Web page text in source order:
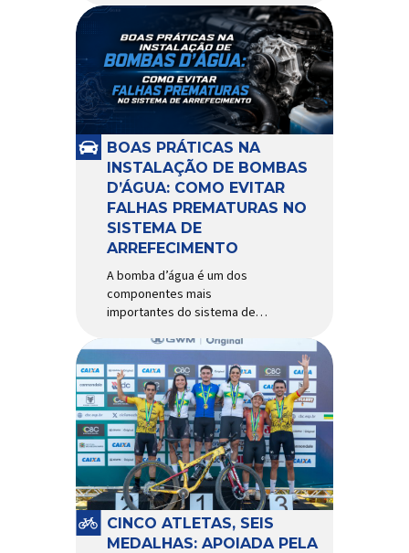
ao país com a pintura oficial
utilizada por equipes do World
Tour Patrocinadora de algumas
das principais equipes de
ciclismo do mundo, a Giro é
uma das marcas de capacetes
e acessórios para ciclismo
mais reconhecida no Brasil.
Importada e distribuída […]
BOAS PRÁTICAS NA
INSTALAÇÃO DE BOMBAS
D’ÁGUA: COMO EVITAR
FALHAS PREMATURAS NO
SISTEMA DE
ARREFECIMENTO
A bomba d’água é um dos
componentes mais
importantes do sistema de
garantir a circulação contínua
do líquido de arrefecimento
entre motor, radiador e demais
componentes do sistema,
controlando a temperatura de
operação e evitando
superaquecimentos. Por
trabalhar constantemente
enquanto o motor está em
funcionamento, a bomba
d’água exige não apenas […]
CINCO ATLETAS, SEIS
MEDALHAS: APOIADA PELA